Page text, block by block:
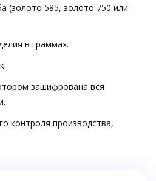
(золото 585, золото 750 или
в граммах.
зашифрована вся
контроля производства,